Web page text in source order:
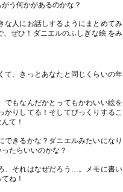
う何かがあるのかな？
な人にお話しするようにまとめてみ
ぜひ！ダニエルのふしぎな絵 をみ
て、きっとあなたと同じくらいの年
でもなんだかとってもかわいい絵を
かりしてる！そしてびっくりするこ
て！
きるかな？ダニエルみたいになり
たらいいのかな？
、それはなぜだろう…。メモに書い
ね！